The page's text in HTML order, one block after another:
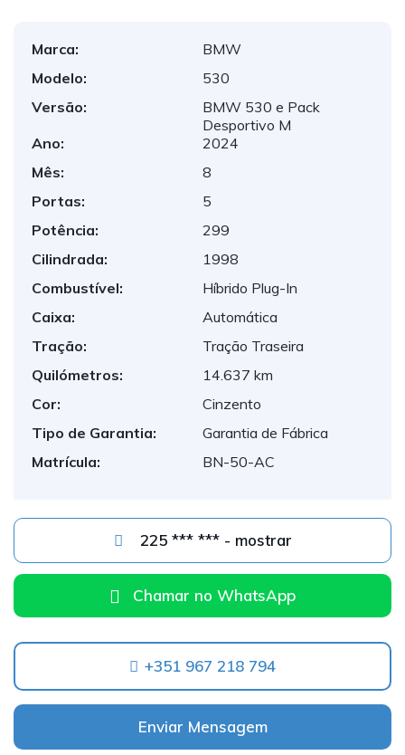
Marca:
BMW
Modelo:
530
Versão:
BMW 530 e Pack
Desportivo M
Ano:
2024
Mês:
8
Portas:
5
Potência:
299
Cilindrada:
1998
Combustível:
Híbrido Plug-In
Caixa:
Automática
Tração:
Tração Traseira
Quilómetros:
14.637 km
Cor:
Cinzento
Tipo de Garantia:
Garantia de Fábrica
Matrícula:
BN-50-AC
225 *** *** - mostrar
Chamar no WhatsApp
+351 967 218 794
Enviar Mensagem